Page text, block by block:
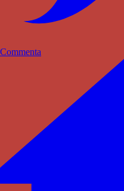
Commenta